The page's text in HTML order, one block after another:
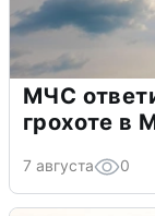
МЧС
грохоте в
7 августа 0